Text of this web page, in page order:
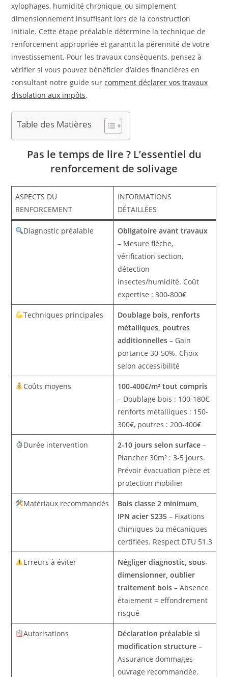
xylophages, humidité chronique, ou simplement
dimensionnement insuffisant lors de la construction
initiale. Cette étape préalable détermine la technique de
renforcement appropriée et garantit la pérennité de votre
investissement. Pour les travaux conséquents, pensez à
vérifier si vous pouvez bénéficier d’aides financières en
consultant notre guide surcomment déclarer vos travaux
d’isolation aux impôts.
Table des Matières
Pas le temps de lire ? L’essentiel du
renforcement de solivage
ASPECTS DU
RENFORCEMENT
INFORMATIONS
DÉTAILLÉES
Diagnostic préalable
Obligatoire avant travaux
– Mesure flèche,
vérification section,
détection
insectes/humidité. Coût
expertise : 300-800€
Techniques principales
Doublage bois, renforts
métalliques, poutres
additionnelles – Gain
portance 30-50%. Choix
selon accessibilité
Coûts moyens
100-400€/m² tout compris
– Doublage bois : 100-180€,
renforts métalliques : 150-
300€, poutres : 200-400€
Durée intervention 2-10 jours selon surface –
Plancher 30m² : 3-5 jours.
Prévoir évacuation pièce et
protection mobilier
Matériaux recommandés
Bois classe 2 minimum,
IPN acier S235 – Fixations
chimiques ou mécaniques
certifiées. Respect DTU 51.3
Erreurs à éviter
Négliger diagnostic, sous-
dimensionner, oublier
traitement bois – Absence
étaiement = effondrement
risqué
Autorisations
Déclaration préalable si
modification structure –
Assurance dommages-
ouvrage recommandée.